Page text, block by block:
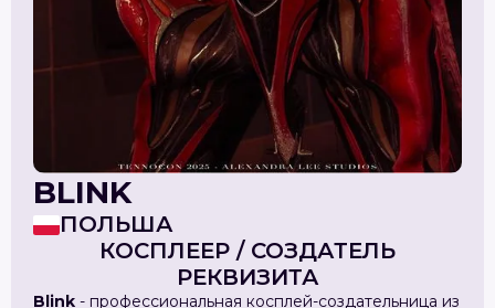
BLINK
ПОЛЬША
КОСПЛЕЕР / СОЗДАТЕЛЬ
РЕКВИЗИТА
Blink - профессиональная косплей-создательница из